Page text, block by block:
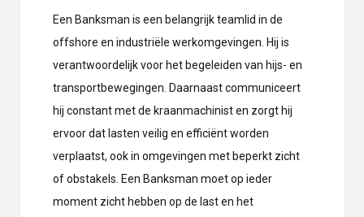
Een Banksman is een belangrijk teamlid in de
offshore en industriële werkomgevingen. Hij is
verantwoordelijk voor het begeleiden van hijs- en
transportbewegingen. Daarnaast communiceert
hij constant met de kraanmachinist en zorgt hij
ervoor dat lasten veilig en efficiënt worden
verplaatst, ook in omgevingen met beperkt zicht
of obstakels. Een Banksman moet op ieder
moment zicht hebben op de last en het